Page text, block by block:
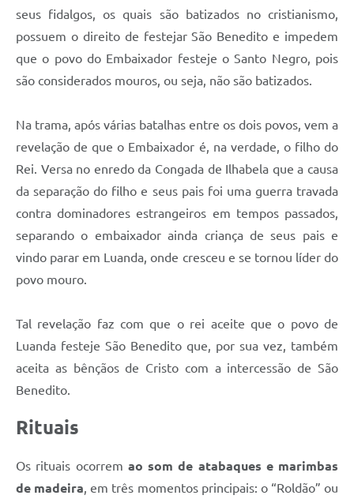
seus fidalgos, os quais são batizados no cristianismo,
possuem o direito de festejar São Benedito e impedem
que o povo do Embaixador festeje o Santo Negro, pois
são considerados mouros, ou seja, não são batizados.
Na trama, após várias batalhas entre os dois povos, vem a
revelação de que o Embaixador é, na verdade, o filho do
Rei. Versa no enredo da Congada de Ilhabela que a causa
da separação do filho e seus pais foi uma guerra travada
contra dominadores estrangeiros em tempos passados,
separando o embaixador ainda criança de seus pais e
vindo parar em Luanda, onde cresceu e se tornou líder do
povo mouro.
Tal revelação faz com que o rei aceite que o povo de
Luanda festeje São Benedito que, por sua vez, também
aceita as bênçãos de Cristo com a intercessão de São
Benedito.
Rituais
Os rituais ocorrem ao som de atabaques e marimbas
de madeira , em três momentos principais: o “Roldão” ou